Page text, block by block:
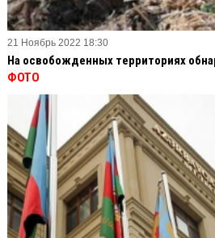
21 Ноябрь 2022 18:30
На освобожденных территориях
ФОТО